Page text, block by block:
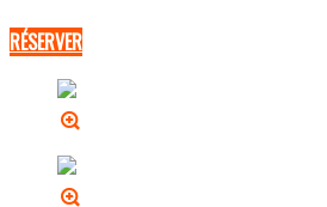
RÉSERVER